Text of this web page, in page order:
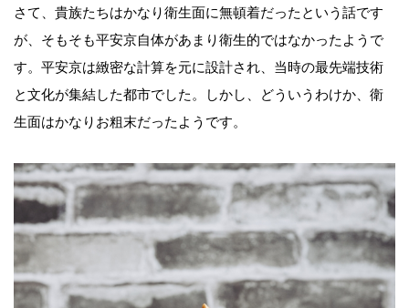
さて、貴族たちはかなり衛生面に無頓着だったという話です
が、そもそも平安京自体があまり衛生的ではなかったようで
す。平安京は緻密な計算を元に設計され、当時の最先端技術
と文化が集結した都市でした。しかし、どういうわけか、衛
生面はかなりお粗末だったようです。